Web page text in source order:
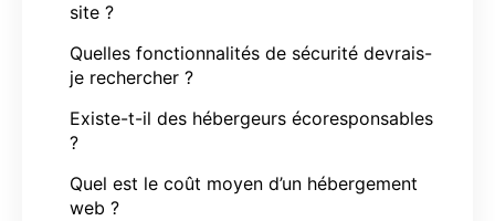
site ?
Quelles fonctionnalités de sécurité devrais-
je rechercher ?
Existe-t-il des hébergeurs écoresponsables
?
Quel est le coût moyen d’un hébergement
web ?